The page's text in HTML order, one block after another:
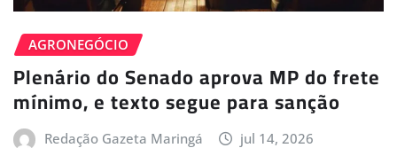
AGRONEGÓCIO
Plenário do Senado aprova MP do frete
mínimo, e texto segue para sanção
Redação Gazeta Maringá jul 14, 2026